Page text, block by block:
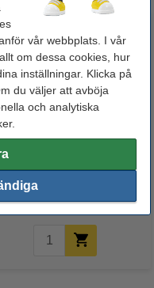
vår webbplats. I vår
om dessa cookies, hur
inställningar. Klicka på
du väljer att avböja
och analytiska
A4 80g | New
Future PREMIUM | 2,500 ark
[13kg]
550 kr